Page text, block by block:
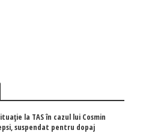
la TAS în cazul lui Cosmin
suspendat pentru dopaj